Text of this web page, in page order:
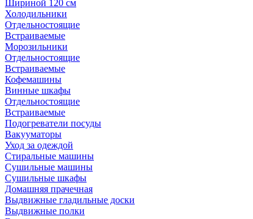
Шириной 120 см
Холодильники
Отдельностоящие
Встраиваемые
Морозильники
Отдельностоящие
Встраиваемые
Кофемашины
Винные шкафы
Отдельностоящие
Встраиваемые
Подогреватели посуды
Вакууматоры
Уход за одеждой
Стиральные машины
Сушильные машины
Сушильные шкафы
Домашняя прачечная
Выдвижные гладильные доски
Выдвижные полки